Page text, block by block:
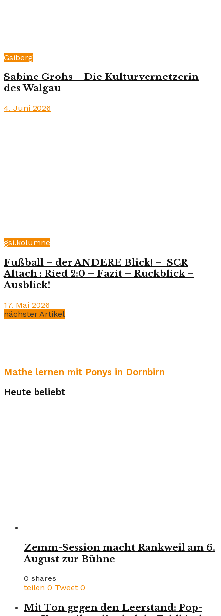
Gsiberg
Sabine Grohs – Die Kulturvernetzerin
des Walgau
4. Juni 2026
gsi.kolumne
Fußball – der ANDERE Blick! – SCR
Altach : Ried 2:0 – Fazit – Rückblick –
Ausblick!
17. Mai 2026
nächster Artikel
Mathe lernen mit Ponys in Dornbirn
Heute beliebt
Zemm-Session macht Rankweil am 6.
August zur Bühne
0 shares
teilen 0 Tweet 0
Mit Ton gegen den Leerstand: Pop-